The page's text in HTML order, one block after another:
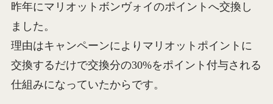
昨年にマリオットボンヴォイのポイントへ交換し
ました。
理由はキャンペーンによりマリオットポイントに
交換するだけで交換分の30%をポイント付与される
仕組みになっていたからです。